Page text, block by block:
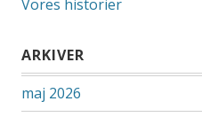
Vores historier
ARKIVER
maj 2026